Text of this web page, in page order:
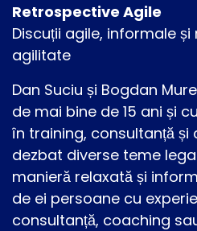
Retrospective Agile
Discuții agile, informale
agilitate
Dan Suciu și Bogdan
de mai bine de 15 ani și
în training, consultanță și
dezbat diverse teme
manieră relaxată și
de ei persoane cu
consultanță, coaching